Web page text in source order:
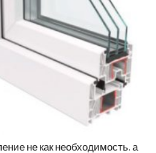
не как необходимость, а